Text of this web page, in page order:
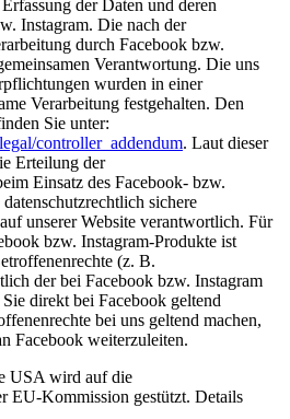
der Daten und deren
Instagram. Die nach der
durch Facebook bzw.
Verantwortung. Die uns
wurden in einer
Verarbeitung festgehalten. Den
Sie unter:
controller_addendum. Laut dieser
Erteilung der
Einsatz des Facebook- bzw.
sichere
unserer Website verantwortlich. Für
bzw. Instagram-Produkte ist
(z. B.
der bei Facebook bzw. Instagram
direkt bei Facebook geltend
bei uns geltend machen,
Facebook weiterzuleiten.
USA wird auf die
EU-Kommission gestützt. Details